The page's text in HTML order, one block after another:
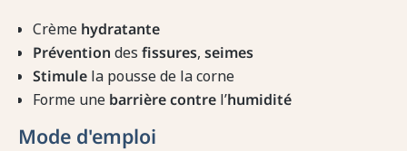
Crème hydratante
Prévention des fissures, seimes
Stimule la pousse de la corne
Forme une barrièrecontre l’humidité
Mode d'emploi